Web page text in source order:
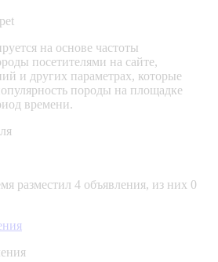
на основе частоты
посетителями на сайте,
и других параметрах, которые
породы на площадке
времени.
разместил 4 объявления, из них 0